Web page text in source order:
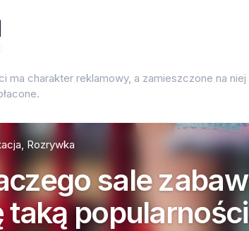
ma charakter reklamowy, a zamieszczone na
Rozrywka
sale
taką